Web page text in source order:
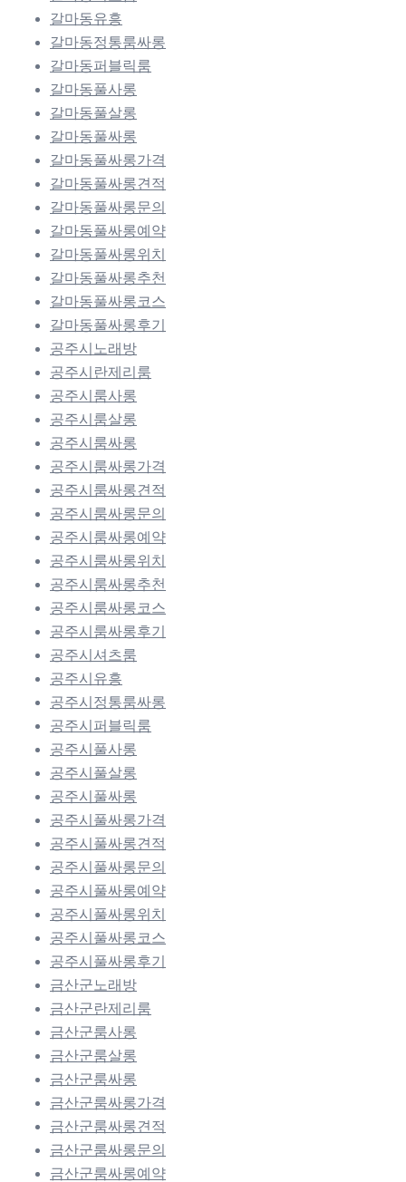
갈마동유흥
갈마동정통룸싸롱
갈마동퍼블릭룸
갈마동풀사롱
갈마동풀살롱
갈마동풀싸롱
갈마동풀싸롱가격
갈마동풀싸롱견적
갈마동풀싸롱문의
갈마동풀싸롱예약
갈마동풀싸롱위치
갈마동풀싸롱추천
갈마동풀싸롱코스
갈마동풀싸롱후기
공주시노래방
공주시란제리룸
공주시룸사롱
공주시룸살롱
공주시룸싸롱
공주시룸싸롱가격
공주시룸싸롱견적
공주시룸싸롱문의
공주시룸싸롱예약
공주시룸싸롱위치
공주시룸싸롱추천
공주시룸싸롱코스
공주시룸싸롱후기
공주시셔츠룸
공주시유흥
공주시정통룸싸롱
공주시퍼블릭룸
공주시풀사롱
공주시풀살롱
공주시풀싸롱
공주시풀싸롱가격
공주시풀싸롱견적
공주시풀싸롱문의
공주시풀싸롱예약
공주시풀싸롱위치
공주시풀싸롱코스
공주시풀싸롱후기
금산군노래방
금산군란제리룸
금산군룸사롱
금산군룸살롱
금산군룸싸롱
금산군룸싸롱가격
금산군룸싸롱견적
금산군룸싸롱문의
금산군룸싸롱예약